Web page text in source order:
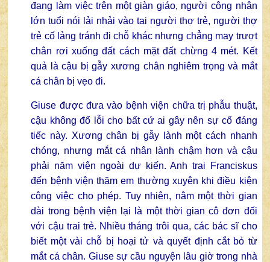
đang làm việc trên một giàn giáo, người công nhân
lớn tuổi nói lải nhải vào tai người thợ trẻ, người thợ
trẻ cố lảng tránh đi chỗ khác nhưng chẳng may trượt
chân rơi xuống đất cách mặt đất chừng 4 mét. Kết
quả là cậu bị gẫy xương chân nghiêm trọng và mắt
cá chân bị vẹo đi.
Giuse được đưa vào bệnh viện chữa trị phẫu thuật,
cậu không đổ lỗi cho bất cứ ai gây nên sự cố đáng
tiếc này. Xương chân bị gẫy lành một cách nhanh
chóng, nhưng mắt cá nhân lành chậm hơn và cậu
phải năm viện ngoài dự kiến. Anh trai Franciskus
đến bệnh viện thăm em thường xuyên khi điều kiện
công việc cho phép. Tuy nhiên, nằm một thời gian
dài trong bệnh viện lại là một thời gian cô đơn đối
với cậu trai trẻ. Nhiều tháng trôi qua, các bác sĩ cho
biết một vài chỗ bị hoại tử và quyết định cắt bỏ từ
mắt cá chân. Giuse sự cầu nguyện lâu giờ trong nhà